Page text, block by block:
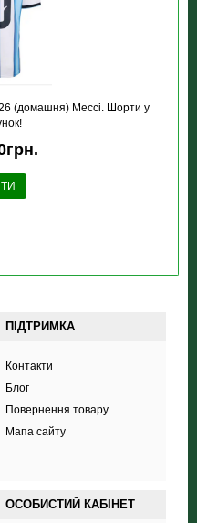
(домашня) Мессі. Шорти у
ПІДТРИМКА
Контакти
Блог
Повернення товару
Мапа сайту
ОСОБИСТИЙ КАБІНЕТ